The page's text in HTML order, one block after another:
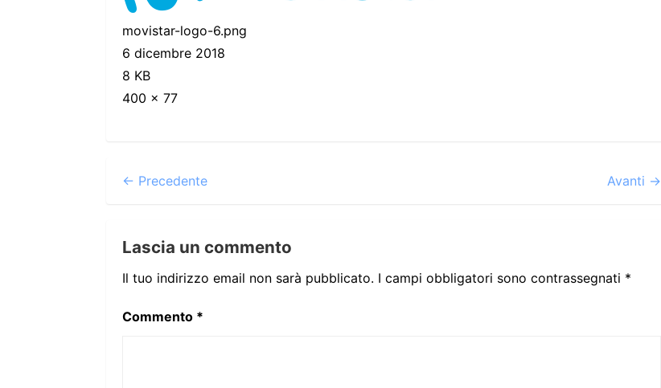
movistar-logo-6.png
6 dicembre 2018
8 KB
400 × 77
← Precedente Avanti →
Lascia un commento
Il tuo indirizzo email non sarà pubblicato. I campi obbligatori sono contrassegnati *
Commento *